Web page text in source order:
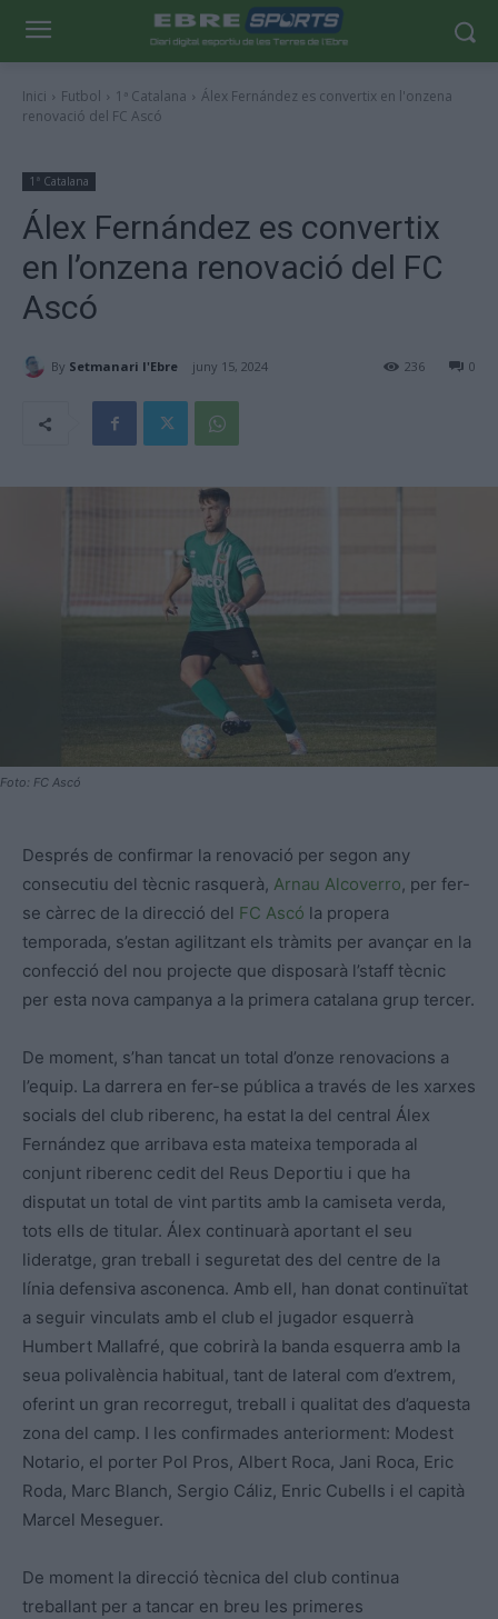
Inici Futbol 1ª Catalana
Álex Fernández es convertix en l'onzena
renovació del FC Ascó
1ª Catalana
Álex Fernández es convertix
en l’onzena renovació del FC
Ascó
By Setmanari l'Ebre juny 15, 2024 0
236
Foto: FC Ascó
Després de confirmar la renovació per segon any
consecutiu del tècnic rasquerà, Arnau Alcoverro, per fer-
se càrrec de la direcció del FC Ascó la propera
temporada, s’estan agilitzant els tràmits per avançar en la
confecció del nou projecte que disposarà l’staff tècnic
per esta nova campanya a la primera catalana grup tercer.
De moment, s’han tancat un total d’onze renovacions a
l’equip. La darrera en fer-se pública a través de les xarxes
socials del club riberenc, ha estat la del central Álex
Fernández que arribava esta mateixa temporada al
conjunt riberenc cedit del Reus Deportiu i que ha
disputat un total de vint partits amb la camiseta verda,
tots ells de titular. Álex continuarà aportant el seu
lideratge, gran treball i seguretat des del centre de la
línia defensiva asconenca. Amb ell, han donat continuïtat
a seguir vinculats amb el club el jugador esquerrà
Humbert Mallafré, que cobrirà la banda esquerra amb la
seua polivalència habitual, tant de lateral com d’extrem,
oferint un gran recorregut, treball i qualitat des d’aquesta
zona del camp. I les confirmades anteriorment: Modest
Notario, el porter Pol Pros, Albert Roca, Jani Roca, Eric
Roda, Marc Blanch, Sergio Cáliz, Enric Cubells i el capità
Marcel Meseguer.
De moment la direcció tècnica del club continua
treballant per a tancar en breu les primeres